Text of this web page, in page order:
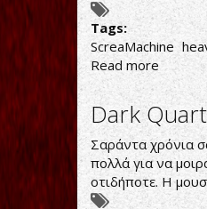
Tags:
ScreaMachine
Read more about
Dark
Σαράντα χρόνια
πολλά για να
οτιδήποτε. Η